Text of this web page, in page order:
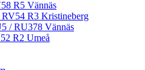
R5 Vännäs
R3 Kristineberg
/ RU378 Vännäs
R2 Umeå